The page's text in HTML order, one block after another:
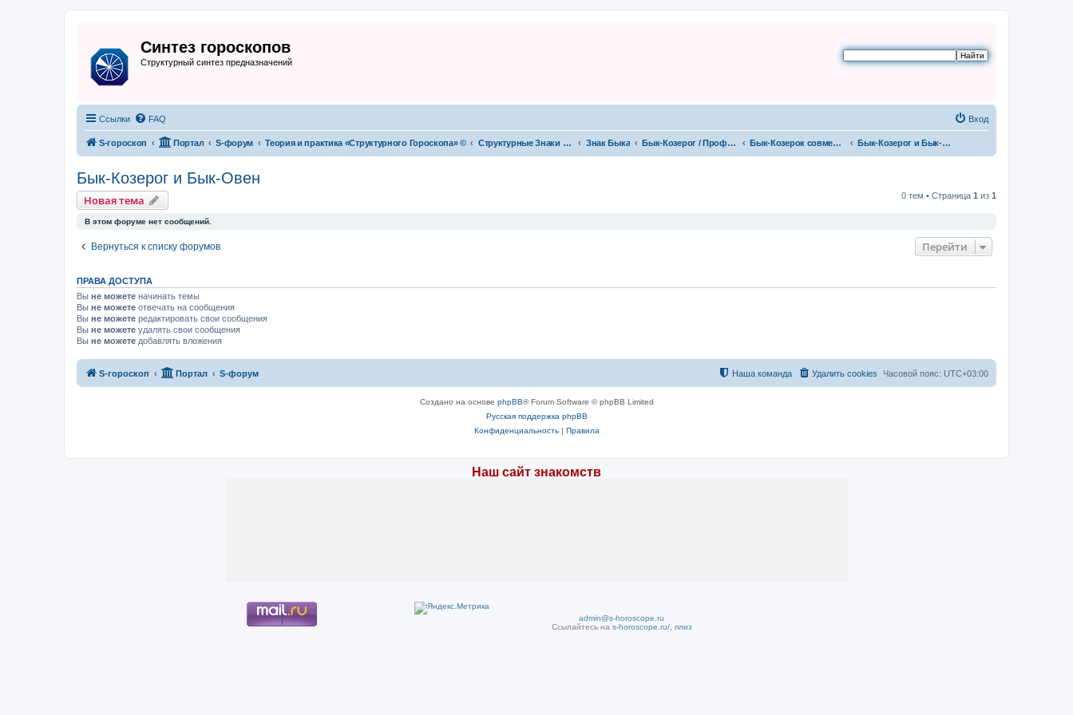
Синтез гороскопов
Структурный синтез предназначений
Ссылки FAQ Вход
S-гороскоп Портал S-форум Теория и практика «Структурного Гороскопа» © Структурные Знаки (год-месяц, день) Знак Быка Бык-Козерог / Профессор (-) Бык-Козерок совместимость Бык-Козерог и Бык-Овен
Бык-Козерог и Бык-Овен
Новая тема 0 тем • Страница 1 из 1
В этом форуме нет сообщений.
Вернуться к списку форумов Перейти
ПРАВА ДОСТУПА
Вы не можете начинать темы
Вы не можете отвечать на сообщения
Вы не можете редактировать свои сообщения
Вы не можете удалять свои сообщения
Вы не можете добавлять вложения
S-гороскоп Портал S-форум Часовой пояс: UTC+03:00
Удалить cookies
Наша команда
Создано на основе phpBB® Forum Software © phpBB Limited
Русская поддержка phpBB
Конфиденциальность| Правила
Наш сайт знакомств
admin@s-horoscope.ru
Ссылайтесь на s-horoscope.ru/, плиз